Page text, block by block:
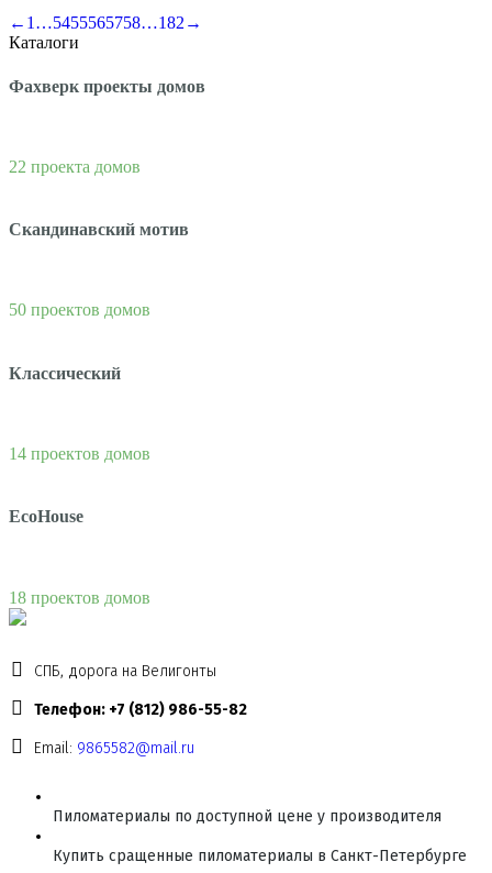
← 1 …5455565758…182 →
Каталоги
Фахверк проекты домов
22 проекта домов
Скандинавский мотив
50 проектов домов
Классический
14 проектов домов
EcoHouse
18 проектов домов
СПБ, дорога на Велигонты
Телефон: +7 (812) 986-55-82
Email: 9865582@mail.ru
Пиломатериалы по доступной цене у производителя
Купить сращенные пиломатериалы в Санкт-Петербурге